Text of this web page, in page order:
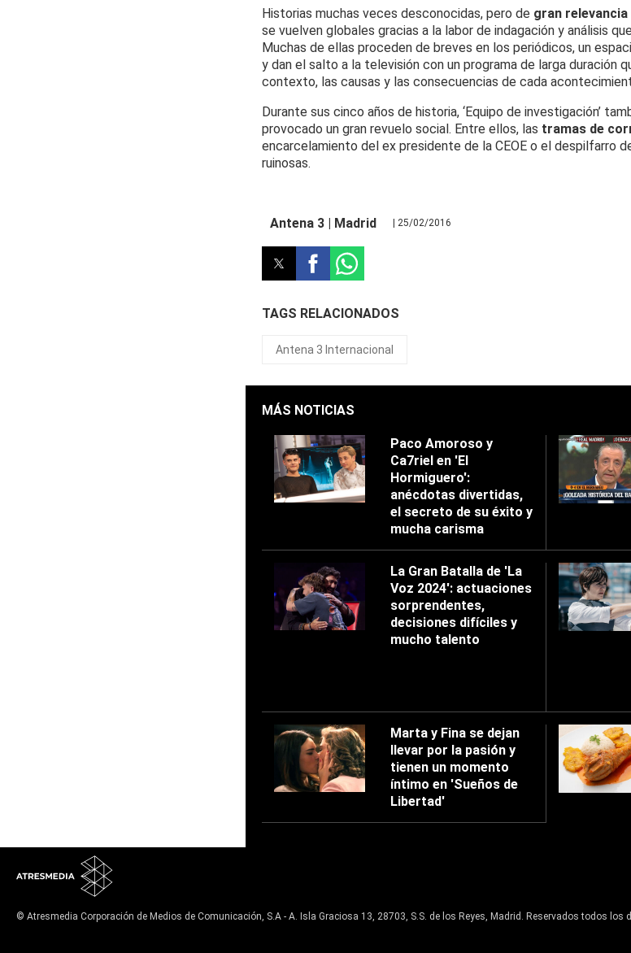
Historias muchas veces desconocidas, pero de gran
se vuelven globales gracias a la labor de indagación y análisis
Muchas de ellas proceden de breves en los periódicos, un
y dan el salto a la televisión con un programa de larga duración
contexto, las causas y las consecuencias de cada
Durante sus cinco años de historia, ‘Equipo de investigación’
provocado un gran revuelo social. Entre ellos, las tramas de
encarcelamiento del ex presidente de la CEOE o el despilfarro
ruinosas.
Antena 3 | Madrid | 25/02/2016
TAGS RELACIONADOS
Antena 3 Internacional
MÁS NOTICIAS
Paco Amoroso y
Ca7riel en 'El
Hormiguero':
anécdotas divertidas,
el secreto de su éxito y
mucha carisma
La Gran Batalla de 'La
Voz 2024': actuaciones
sorprendentes,
decisiones difíciles y
mucho talento
Marta y Fina se dejan
llevar por la pasión y
tienen un momento
íntimo en 'Sueños de
Libertad'
© Atresmedia Corporación de Medios de Comunicación, S.A - A. Isla Graciosa 13, 28703, S.S. de los Reyes, Madrid. Reservados todos los